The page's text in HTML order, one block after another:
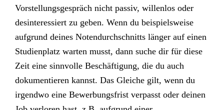
Vorstellungsgespräch nicht passiv, willenlos oder
desinteressiert zu geben. Wenn du beispielsweise
aufgrund deines Notendurchschnitts länger auf einen
Studienplatz warten musst, dann suche dir für diese
Zeit eine sinnvolle Beschäftigung, die du auch
dokumentieren kannst. Das Gleiche gilt, wenn du
irgendwo eine Bewerbungsfrist verpasst oder deinen